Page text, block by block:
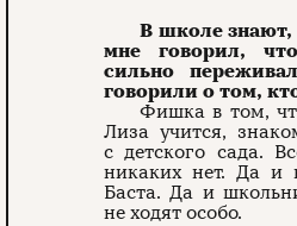
В школе знают,
мне говорил,
сильно
говорили о том,
Фишка в том,
Лиза учится,
с детского сада.
никаких нет. Да и
Баста. Да и
не ходят особо.